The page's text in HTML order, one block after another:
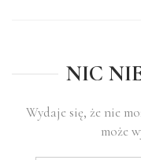
NIC
Wydaje się, że nie
może